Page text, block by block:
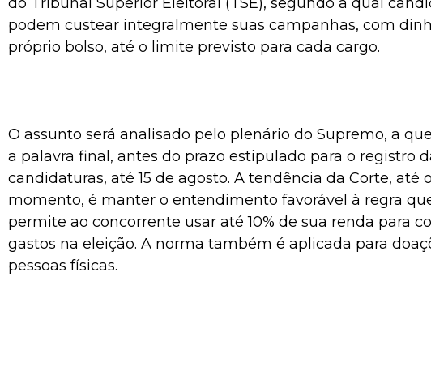
podem custear integralmente suas campanhas, com
próprio bolso, até o limite previsto para cada cargo.
O assunto será analisado pelo plenário do Supremo, a
a palavra final, antes do prazo estipulado para o registro
candidaturas, até 15 de agosto. A tendência da Corte, até o
momento, é manter o entendimento favorável à regra
permite ao concorrente usar até 10% de sua renda para
gastos na eleição. A norma também é aplicada para
pessoas físicas.